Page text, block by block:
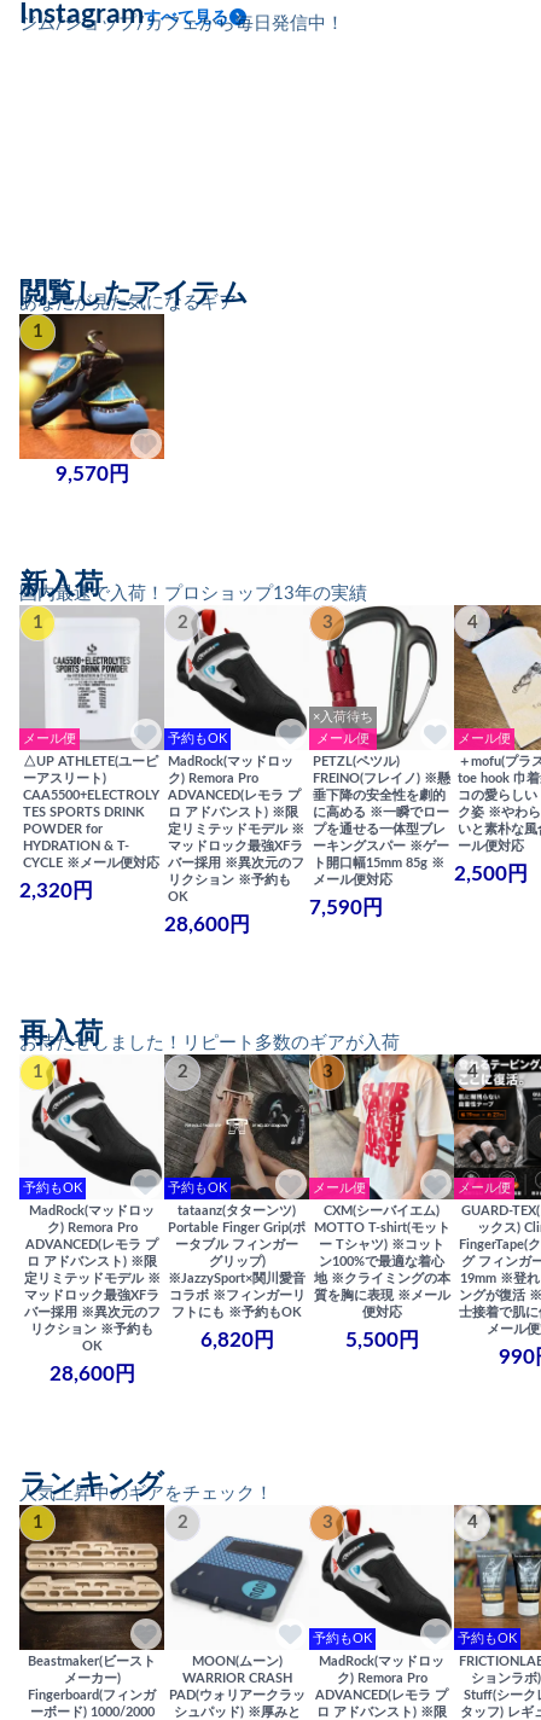
ジム/ショップ/カフェから毎日発信中！
Instagramすべて見る
あなたが見た気になるギア
閲覧したアイテム
1
9,570円
国内最速で入荷！プロショップ13年の実績
新入荷
1
メール便
△UP ATHLETE(ユーピ
ーアスリート)
CAA5500+ELECTROLY
TES SPORTS DRINK
POWDER for
HYDRATION & T-
CYCLE ※メール便対応
2,320円
2
予約もOK
MadRock(マッドロッ
ク) Remora Pro
ADVANCED(レモラ プ
ロ アドバンスト) ※限
定リミテッドモデル ※
マッドロック最強XFラ
バー採用 ※異次元のフ
リクション ※予約も
OK
28,600円
3
×入荷待ち
メール便
PETZL(ペツル)
FREINO(フレイノ) ※懸
垂下降の安全性を劇的
に高める ※一瞬でロー
プを通せる一体型ブレ
ーキングスパー ※ゲー
ト開口幅15mm 85g ※
メール便対応
7,590円
4
メール便
＋mofu(プラ
toe hook 巾
コの愛らしい
ク姿 ※やわ
いと素朴な
ール便対応
2,500円
お待たせしました！リピート多数のギアが入荷
再入荷
1
予約もOK
MadRock(マッドロッ
ク) Remora Pro
ADVANCED(レモラ プ
ロ アドバンスト) ※限
定リミテッドモデル ※
マッドロック最強XFラ
バー採用 ※異次元のフ
リクション ※予約も
OK
28,600円
2
予約もOK
tataanz(タターンツ)
Portable Finger Grip(ポ
ータブル フィンガー
グリップ)
※JazzySport×関川愛音
コラボ ※フィンガーリ
フトにも ※予約もOK
6,820円
3
メール便
CXM(シーバイエム)
MOTTO T-shirt(モット
ー Tシャツ) ※コット
ン100%で最適な着心
地 ※クライミングの本
質を胸に表現 ※メール
便対応
5,500円
4
メール便
GUARD-
ックス)
FingerTape(
グ フィンガ
19mm ※登れ
ングが復活
士接着で肌
メール
990
人気上昇中のギアをチェック！
ランキング
1
Beastmaker(ビースト
メーカー)
Fingerboard(フィンガ
ーボード) 1000/2000
2
MOON(ムーン)
WARRIOR CRASH
PAD(ウォリアークラッ
シュパッド) ※厚みと
3
予約もOK
MadRock(マッドロッ
ク) Remora Pro
ADVANCED(レモラ プ
ロ アドバンスト) ※限
4
予約もOK
ションラボ
Stuff(シーク
タッフ) レギ